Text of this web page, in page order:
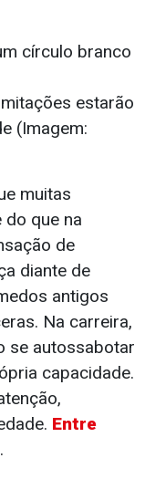
estarão
(Imagem:
muitas
do que na
de
diante de
antigos
Na carreira,
se autossabotar
capacidade.
Entre